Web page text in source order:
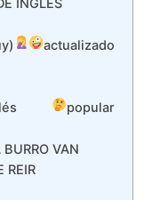
INGLES
actualizado
popular
VAN
REIR